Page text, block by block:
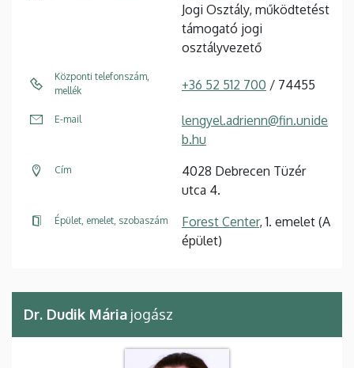
Jogi Osztály, működtetést
támogató jogi
osztályvezető
Központi telefonszám,
mellék
+36 52 512 700 / 74455
E-mail
lengyel.adrienn@fin.unide
b.hu
Cím
4028 Debrecen Tüzér
utca 4.
Épület, emelet, szobaszám Forest Center, 1. emelet (A
épület)
Dr. Dudik Mária jogász